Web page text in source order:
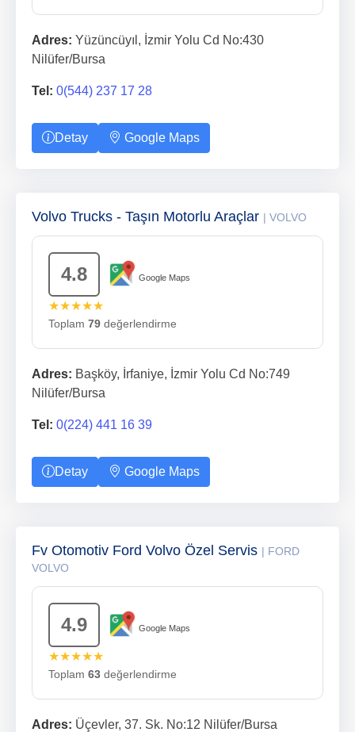
Adres: Yüzüncüyıl, İzmir Yolu Cd No:430
Nilüfer/Bursa
Tel: 0(544) 237 17 28
Detay Google Maps
Volvo Trucks - Taşın Motorlu Araçlar | VOLVO
4.8 Google Maps
★★★★★
Toplam 79 değerlendirme
Adres: Başköy, İrfaniye, İzmir Yolu Cd No:749
Nilüfer/Bursa
Tel: 0(224) 441 16 39
Detay Google Maps
Fv Otomotiv Ford Volvo Özel Servis | FORD
VOLVO
4.9 Google Maps
★★★★★
Toplam 63 değerlendirme
Adres: Üçevler, 37. Sk. No:12 Nilüfer/Bursa